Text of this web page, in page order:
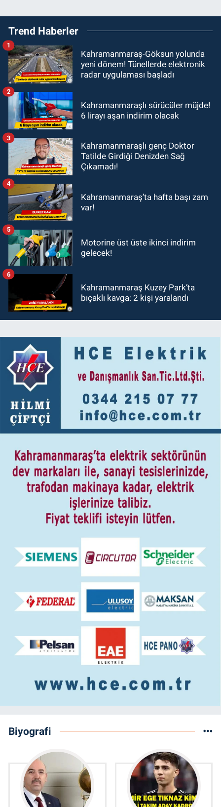
Trend Haberler
Kahramanmaraş-Göksun yolunda
yeni dönem! Tünellerde elektronik
radar uygulaması başladı
1
Kahramanmaraşlı sürücüler müjde!
6 lirayı aşan indirim olacak
2
Kahramanmaraşlı genç Doktor
Tatilde Girdiği Denizden Sağ
Çıkamadı!
3
Kahramanmaraş’ta hafta başı zam
var!
4
Motorine üst üste ikinci indirim
gelecek!
5
Kahramanmaraş Kuzey Park’ta
bıçaklı kavga: 2 kişi yaralandı
6
Biyografi